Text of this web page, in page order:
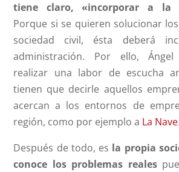
tiene claro, «incorporar a la
Porque si se quieren solucionar
sociedad civil, ésta deberá
administración. Por ello,
realizar una labor de escucha
tienen que decirle aquellos
acercan a los entornos de
región, como por ejemplo a La Nave.
Después de todo, es la propia
conoce los problemas reales